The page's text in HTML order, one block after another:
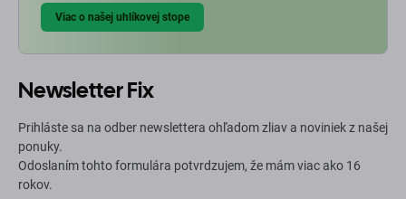
Viac o našej uhlíkovej stope
Newsletter Fix
Prihláste sa na odber newslettera ohľadom zliav a noviniek z našej
ponuky.
Odoslaním tohto formulára potvrdzujem, že mám viac ako 16
rokov.